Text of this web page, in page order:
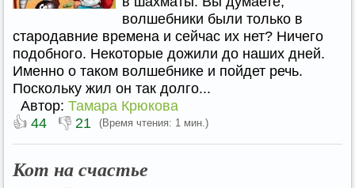
волшебники были только в
стародавние времена и сейчас их нет? Ничего
подобного. Некоторые дожили до наших дней.
Именно о таком волшебнике и пойдет речь.
Поскольку жил он так долго...
Автор: Тамара Крюкова
👍 44 👎 21 (Время чтения: 1 мин.)
Кот на счастье